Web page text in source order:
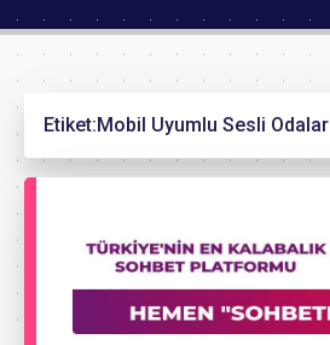
Etiket:Mobil Uyumlu Sesli Odalar